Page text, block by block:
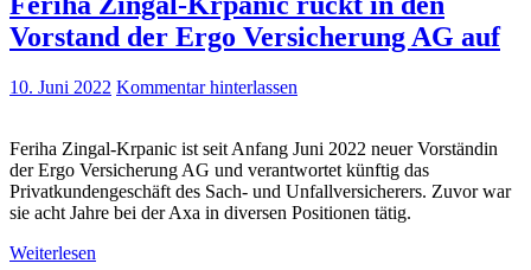
Vorstand der Ergo Versicherung AG auf
10. Juni 2022 Kommentar hinterlassen
Feriha Zingal-Krpanic ist seit Anfang Juni 2022 neuer Vorständin
der Ergo Versicherung AG und verantwortet künftig das
Privatkundengeschäft des Sach- und Unfallversicherers. Zuvor war
sie acht Jahre bei der Axa in diversen Positionen tätig.
Weiterlesen